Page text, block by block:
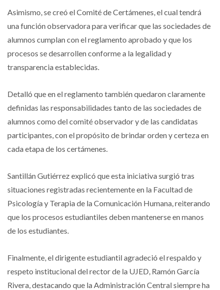
Asimismo, se creó el Comité de Certámenes, el cual tendrá
una función observadora para verificar que las sociedades de
alumnos cumplan con el reglamento aprobado y que los
procesos se desarrollen conforme a la legalidad y
transparencia establecidas.
Detalló que en el reglamento también quedaron claramente
definidas las responsabilidades tanto de las sociedades de
alumnos como del comité observador y de las candidatas
participantes, con el propósito de brindar orden y certeza en
cada etapa de los certámenes.
Santillán Gutiérrez explicó que esta iniciativa surgió tras
situaciones registradas recientemente en la Facultad de
Psicología y Terapia de la Comunicación Humana, reiterando
que los procesos estudiantiles deben mantenerse en manos
de los estudiantes.
Finalmente, el dirigente estudiantil agradeció el respaldo y
respeto institucional del rector de la UJED, Ramón García
Rivera, destacando que la Administración Central siempre ha